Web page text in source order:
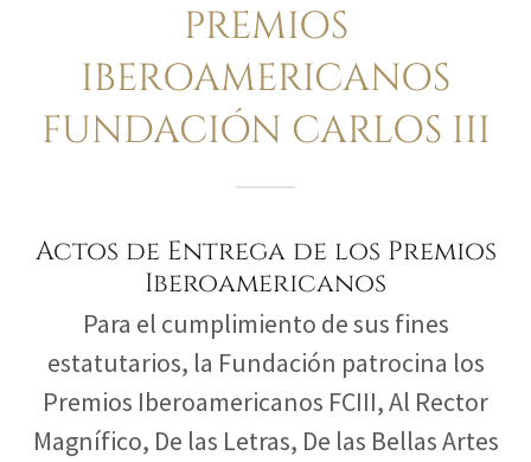
PREMIOS
IBEROAMERICANOS
FUNDACIÓN CARLOS III
Actos de Entrega de los Premios
Iberoamericanos
Para el cumplimiento de sus fines
estatutarios, la Fundación patrocina los
Premios Iberoamericanos FCIII, Al Rector
Magnífico, De las Letras, De las Bellas Artes